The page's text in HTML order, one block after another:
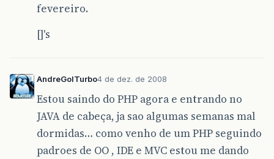
fevereiro.
[]'s
AndreGolTurbo4 de dez. de 2008
Estou saindo do PHP agora e entrando no
JAVA de cabeça, ja sao algumas semanas mal
dormidas… como venho de um PHP seguindo
padroes de OO , IDE e MVC estou me dando